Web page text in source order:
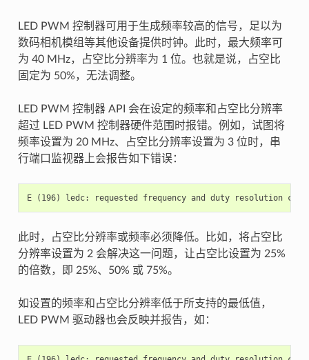
LED PWM 控制器可用于生成频率较高的信号，足以为
数码相机模组等其他设备提供时钟。此时，最大频率可
为 40 MHz，占空比分辨率为 1 位。也就是说，占空比
固定为 50%，无法调整。
LED PWM 控制器 API 会在设定的频率和占空比分辨率
超过 LED PWM 控制器硬件范围时报错。例如，试图将
频率设置为 20 MHz、占空比分辨率设置为 3 位时，串
行端口监视器上会报告如下错误：
此时，占空比分辨率或频率必须降低。比如，将占空比
分辨率设置为 2 会解决这一问题，让占空比设置为 25%
的倍数，即 25%、50% 或 75%。
如设置的频率和占空比分辨率低于所支持的最低值，
LED PWM 驱动器也会反映并报告，如：